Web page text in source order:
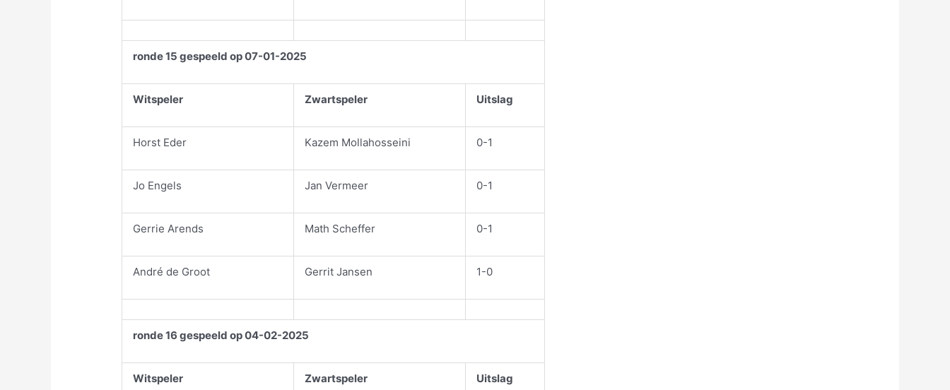
ronde 15 gespeeld op 07-01-2025
Witspeler Zwartspeler Uitslag
Horst Eder Kazem Mollahosseini 0-1
Jo Engels Jan Vermeer 0-1
Gerrie Arends Math Scheffer 0-1
André de Groot Gerrit Jansen 1-0
ronde 16 gespeeld op 04-02-2025
Witspeler Zwartspeler Uitslag